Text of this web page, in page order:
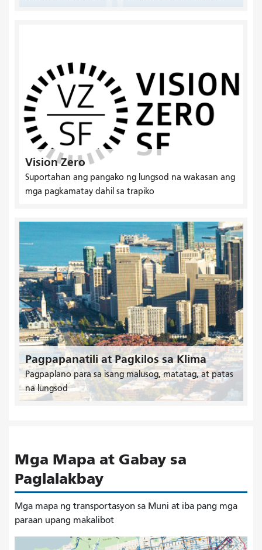
Vision Zero
Suportahan ang pangako ng lungsod na wakasan ang
mga pagkamatay dahil sa trapiko
Pagpapanatili at Pagkilos sa Klima
Pagpaplano para sa isang malusog, matatag, at patas
na lungsod
Mga Mapa at Gabay sa
Paglalakbay
Mga mapa ng transportasyon sa Muni at iba pang mga
paraan upang makalibot